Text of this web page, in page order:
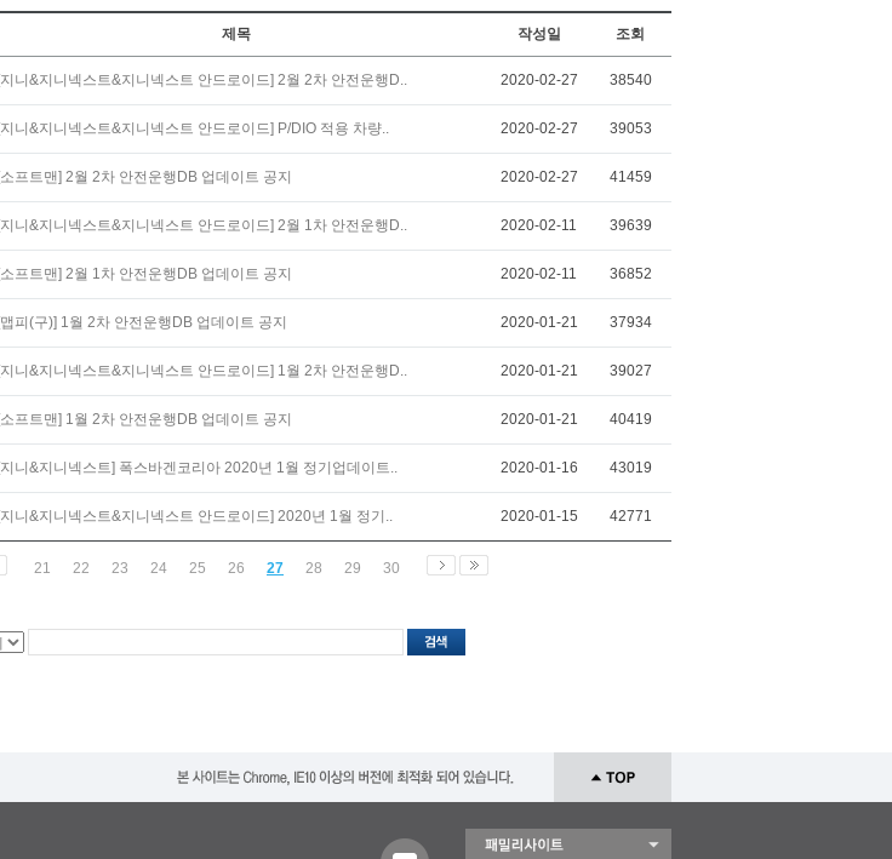
제목 작성일 조회
[지니&지니넥스트&지니넥스트 안드로이드] 2월 2차 안전운행D.. 2020-02-27 38540
[지니&지니넥스트&지니넥스트 안드로이드] P/DIO 적용 차량.. 2020-02-27 39053
[소프트맨] 2월 2차 안전운행DB 업데이트 공지 2020-02-27 41459
[지니&지니넥스트&지니넥스트 안드로이드] 2월 1차 안전운행D.. 2020-02-11 39639
[소프트맨] 2월 1차 안전운행DB 업데이트 공지 2020-02-11 36852
[맵피(구)] 1월 2차 안전운행DB 업데이트 공지 2020-01-21 37934
[지니&지니넥스트&지니넥스트 안드로이드] 1월 2차 안전운행D.. 2020-01-21 39027
[소프트맨] 1월 2차 안전운행DB 업데이트 공지 2020-01-21 40419
[지니&지니넥스트] 폭스바겐코리아 2020년 1월 정기업데이트.. 2020-01-16 43019
[지니&지니넥스트&지니넥스트 안드로이드] 2020년 1월 정기.. 2020-01-15 42771
21 22 23 24 25 26 27 28 29 30